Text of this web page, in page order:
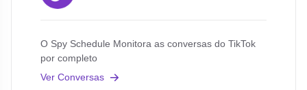
O Spy Schedule Monitora as conversas do TikTok
por completo
Ver Conversas